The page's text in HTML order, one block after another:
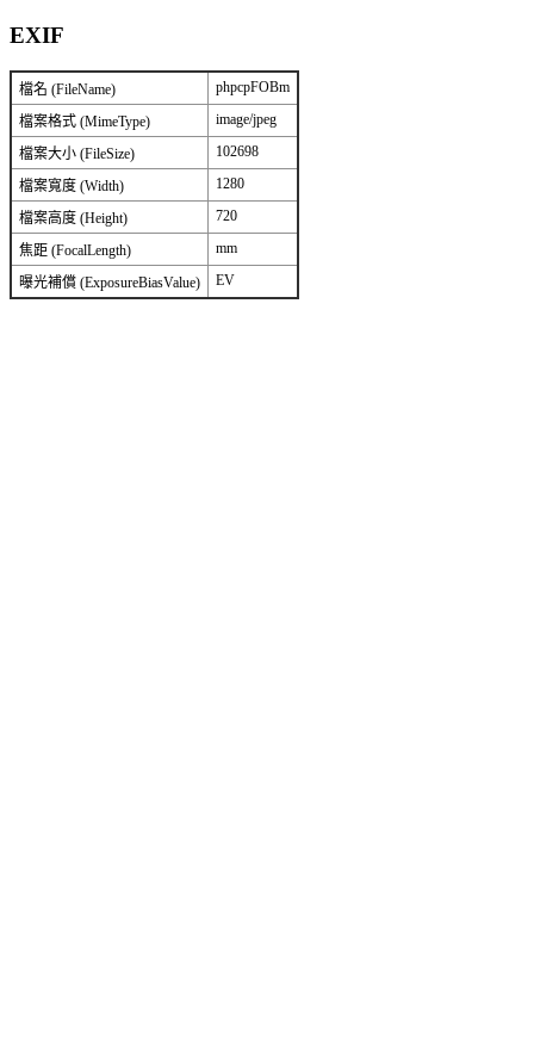
EXIF
檔名 (FileName) phpcpFOBm
檔案格式 (MimeType) image/jpeg
檔案大小 (FileSize) 102698
檔案寬度 (Width) 1280
檔案高度 (Height) 720
焦距 (FocalLength) mm
曝光補償 (ExposureBiasValue) EV